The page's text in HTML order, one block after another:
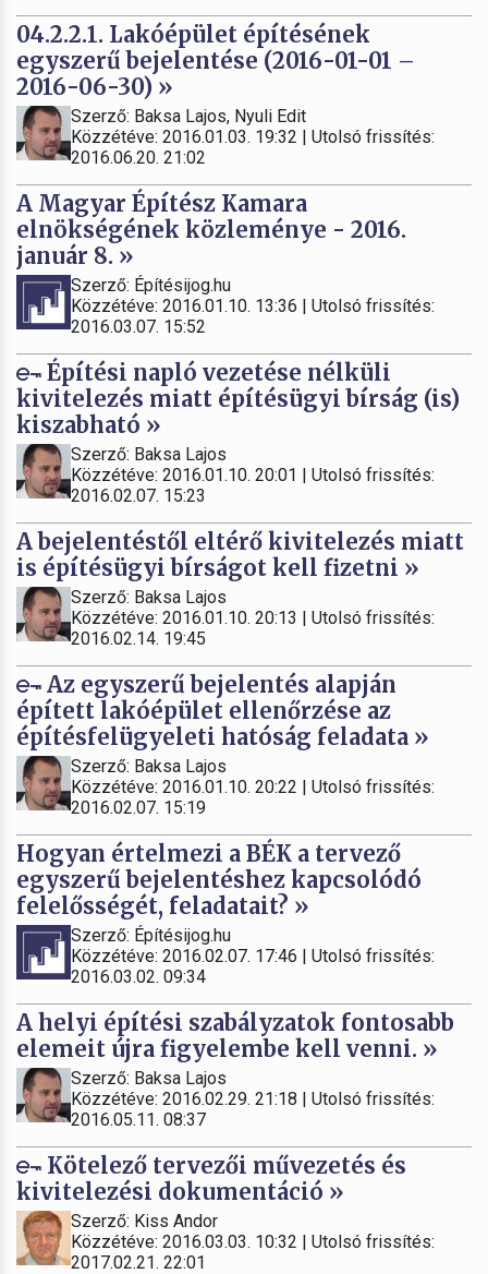
04.2.2.1. Lakóépület építésének
egyszerű bejelentése (2016-01-01 –
2016-06-30) »
Szerző: Baksa Lajos, Nyuli Edit
Közzétéve: 2016.01.03. 19:32 | Utolsó frissítés:
2016.06.20. 21:02
A Magyar Építész Kamara
elnökségének közleménye - 2016.
január 8. »
Szerző: Építésijog.hu
Közzétéve: 2016.01.10. 13:36 | Utolsó frissítés:
2016.03.07. 15:52
Építési napló vezetése nélküli
kivitelezés miatt építésügyi bírság (is)
kiszabható »
Szerző: Baksa Lajos
Közzétéve: 2016.01.10. 20:01 | Utolsó frissítés:
2016.02.07. 15:23
A bejelentéstől eltérő kivitelezés miatt
is építésügyi bírságot kell fizetni »
Szerző: Baksa Lajos
Közzétéve: 2016.01.10. 20:13 | Utolsó frissítés:
2016.02.14. 19:45
Az egyszerű bejelentés alapján
épített lakóépület ellenőrzése az
építésfelügyeleti hatóság feladata »
Szerző: Baksa Lajos
Közzétéve: 2016.01.10. 20:22 | Utolsó frissítés:
2016.02.07. 15:19
Hogyan értelmezi a BÉK a tervező
egyszerű bejelentéshez kapcsolódó
felelősségét, feladatait? »
Szerző: Építésijog.hu
Közzétéve: 2016.02.07. 17:46 | Utolsó frissítés:
2016.03.02. 09:34
A helyi építési szabályzatok fontosabb
elemeit újra figyelembe kell venni. »
Szerző: Baksa Lajos
Közzétéve: 2016.02.29. 21:18 | Utolsó frissítés:
2016.05.11. 08:37
Kötelező tervezői művezetés és
kivitelezési dokumentáció »
Szerző: Kiss Andor
Közzétéve: 2016.03.03. 10:32 | Utolsó frissítés:
2017.02.21. 22:01